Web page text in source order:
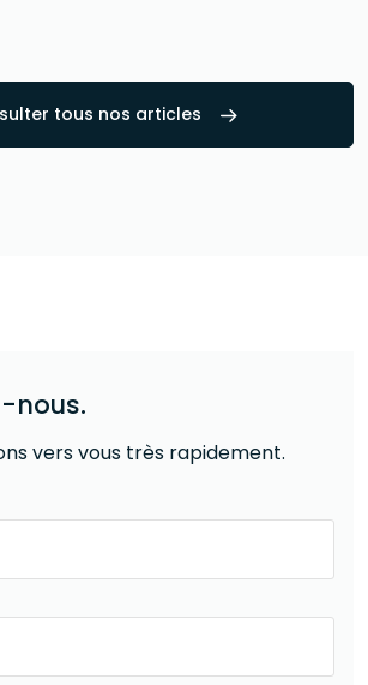
tous nos articles
nous.
vers vous très rapidement.